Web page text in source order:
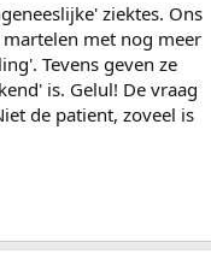
ziektes. Ons
met nog meer
Tevens geven ze
is. Gelul! De vraag
de patient, zoveel is